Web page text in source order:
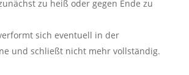
zu heiß oder gegen Ende zu
sich eventuell in der
und schließt nicht mehr vollständig.